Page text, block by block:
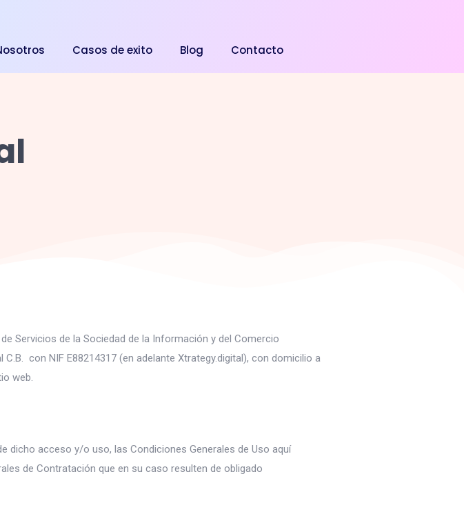
Casos de exito Blog Contacto
Servicios de la Sociedad de la Información y del Comercio
con NIF E88214317 (en adelante Xtrategy.digital), con domicilio a
web.
dicho acceso y/o uso, las Condiciones Generales de Uso aquí
de Contratación que en su caso resulten de obligado